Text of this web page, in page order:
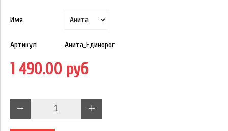
Имя
Артикул Анита_Единорог
1 490.00 руб